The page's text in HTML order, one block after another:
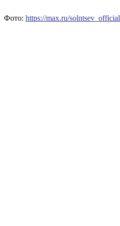
Фото: https://max.ru/solntsev_official